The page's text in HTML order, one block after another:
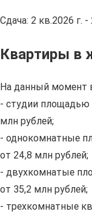
Сдача: 2 кв.2026 г.
Квартиры в
На данный момент
- студии площадью
млн рублей;
- однокомнатные
от 24,8 млн рублей;
- двухкомнатые
от 35,2 млн рублей;
- трехкомнатные